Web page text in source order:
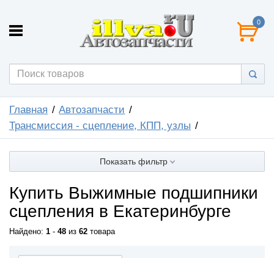
0
Главная
Автозапчасти
Трансмиссия - сцепление, КПП, узлы
Показать фильтр
Купить Выжимные подшипники
сцепления в Екатеринбурге
Найдено: 1 - 48 из 62 товара